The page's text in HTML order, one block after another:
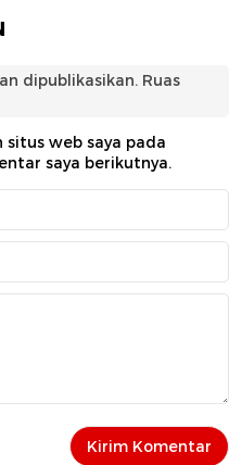
dipublikasikan. Ruas
situs web saya pada
saya berikutnya.